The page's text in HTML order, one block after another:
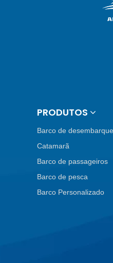
PRODUTOS
Barco de desembarque
Catamarã
Barco de passageiros
Barco de pesca
Barco Personalizado